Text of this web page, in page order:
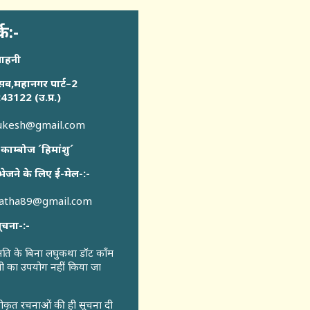
पार्ट–2
(उ.प्र.)
´हिमांशु´
के लिए ई-मेल-:-
:-
के बिना लघुकथा डॉट कॉंम
का उपयोग नहीं किया जा
रचनाओं की ही सूचना दी